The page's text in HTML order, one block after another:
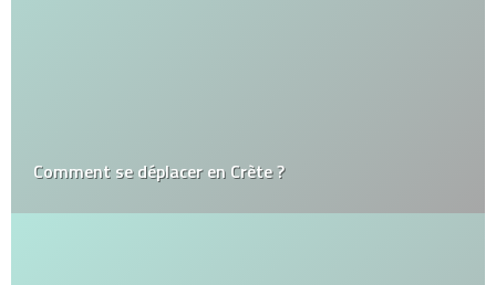
Comment se déplacer en Crète ?